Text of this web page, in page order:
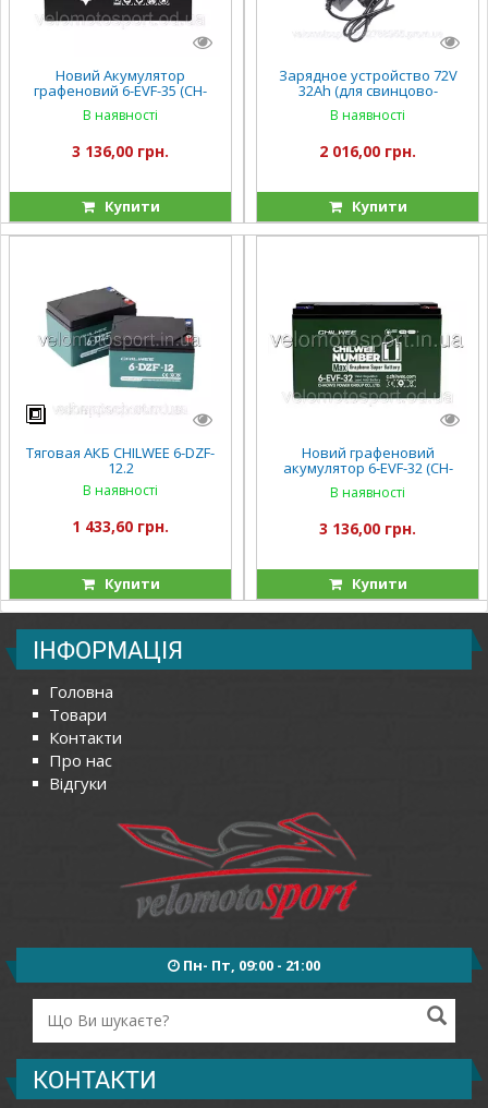
Новий Акумулятор
графеновий 6-EVF-35 (CH-
0072V-35) (1) напруга 12
V35Ah
В наявності
3 136,00 грн.
Купити
Зарядное устройство 72V
32Ah (для свинцово-
кислотных АКБ) 72V32Ah
FADA NiO 2000W, FADA ROMA
В наявності
2 016,00 грн.
Купити
Тяговая АКБ CHILWEE 6-DZF-
12.2
В наявності
1 433,60 грн.
Купити
Новий графеновий
акумулятор 6-EVF-32 (CH-
0072V-L32) (1) напруга 12
V32Ah
В наявності
3 136,00 грн.
Купити
ІНФОРМАЦІЯ
Головна
Товари
Контакти
Про нас
Відгуки
Пн- Пт, 09:00 - 21:00
КОНТАКТИ